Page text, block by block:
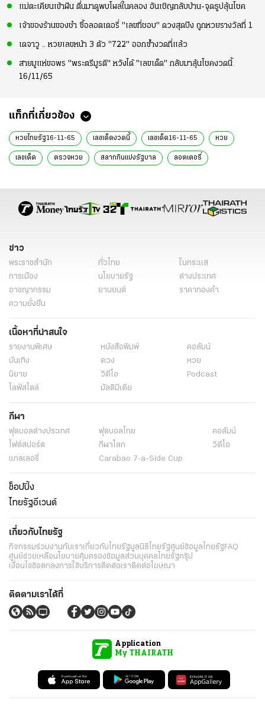
แม่ตะเคียนเข้าฝัน ตื่นมาดูพบโผล่ในคลอง อันเชิญกลับบ้าน-จุดธูปลุ้นโชค
เจ้าของร้านของชำ ซื้อลอตเตอรี่ "เลขที่ชอบ" ดวงสุดปัง ถูกหวยรางวัลที่ 1
เดจาวู .. หวยเลขหน้า 3 ตัว "722" ออกซ้ำงวดที่แล้ว
สายมูแห่ขอพร "พระตรีมูรติ" หวังได้ "เลขเด็ด" กลับมาลุ้นโชคงวดนี้
16/11/65
แท็กที่เกี่ยวข้อง
หวยไทยรัฐ16-11-65 เลขเด็ดงวดนี้ เลขเด็ด16-11-65 หวย
เลขเด็ด ตรวจหวย สลากกินแบ่งรัฐบาล ลอตเตอรี่
อาศรมฤาษีเณร เลขเด็ดฤาษีเณร คําชะโนด
ข่าว
พระราชสำนัก ทั่วไทย
ในกระแส
การเมือง
นโยบายรัฐ
ต่างประเทศ
อาชญากรรม
ยานยนต์
ราคาทองคำ
ความยั่งยืน
เนื้อหาที่น่าสนใจ
รายงานพิเศษ หนังสือพิมพ์
คอลัมน์
บันเทิง
ดวง
หวย
นิยาย
วิดีโอ
Podcast
ไลฟ์สไตล์
มัลติมีเดีย
กีฬา
ฟุตบอลต่่างประเทศ ฟุตบอลไทย
คอลัมน์
ไฟต์สปอร์ต
กีฬาโลก
วิดีโอ
แกลเลอรี่
Carabao 7-a-Side Cup
ช็อปปิ้ง
ไทยรัฐอีเวนต์
เกี่ยวกับไทยรัฐ
กิจกรรมร่วมงานกับเราเกี่ยวกับไทยรัฐมูลนิธิไทยรัฐศูนย์ข้อมูลไทยรัฐFAQ
ศูนย์ช่วยเหลือนโยบายคุ้มครองข้อมูลส่วนบุคคลไทยรัฐกรุ๊ป
เงื่อนไขข้อตกลงการใช้บริการติดต่อเราติดต่อโฆษณา
ติดตามเราได้ที่
Application
My THAIRATH